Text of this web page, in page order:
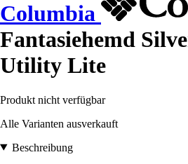
Columbia
Fantasiehemd
Utility Lite
Produkt nicht verfügbar
Alle Varianten ausverkauft
Beschreibung